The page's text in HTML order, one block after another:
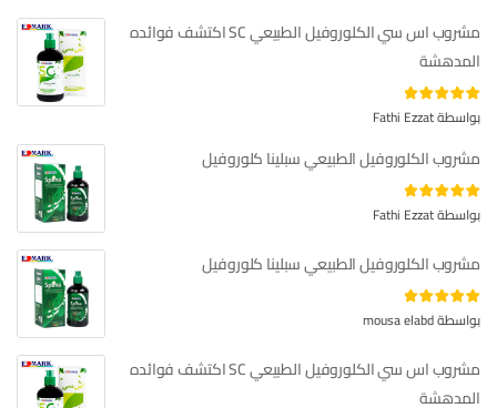
مشروب اس سي الكلوروفيل الطبيعي SC اكتشف فوائده
المدهشة
تم التقييم
4من 5
بواسطة Fathi Ezzat
مشروب الكلوروفيل الطبيعي سبلينا كلوروفيل
تم التقييم
4من 5
بواسطة Fathi Ezzat
مشروب الكلوروفيل الطبيعي سبلينا كلوروفيل
تم التقييم5
من 5 بواسطة mousa elabd
مشروب اس سي الكلوروفيل الطبيعي SC اكتشف فوائده
المدهشة